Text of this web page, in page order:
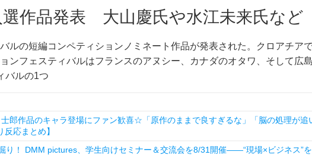
作品発表 大山慶氏や水江未来氏など
ルの短編コンペティションノミネート作品が発表された。クロアチア
ンフェスティバルはフランスのアヌシー、カナダのオタワ、そして広島
バルの1つ
郎作品のキャラ登場にファン歓喜☆「原作のままで良すぎるな」「脳の処理が追
応まとめ】
り！ DMM pictures、学生向けセミナー＆交流会を8/31開催――“現場×ビジネス”を